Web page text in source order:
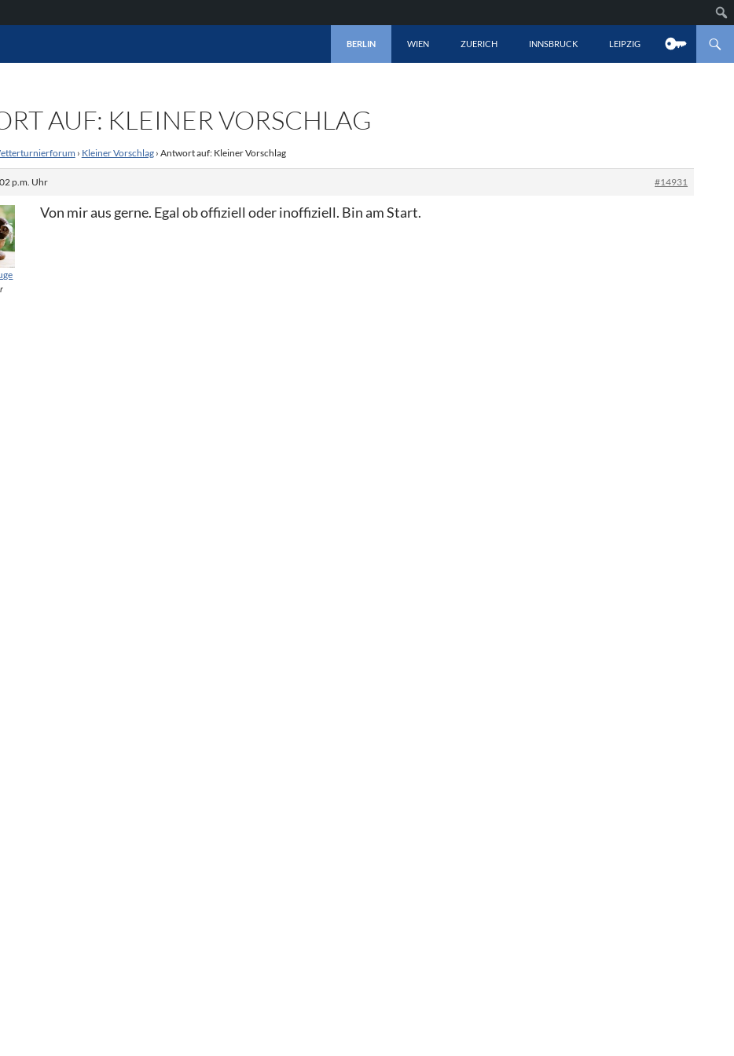
BERLIN
WIEN ZUERICH INNSBRUCK LEIPZIG
AUF: KLEINER VORSCHLAG
› Kleiner Vorschlag › Antwort auf: Kleiner Vorschlag
p.m. Uhr #14931
Von mir aus gerne. Egal ob offiziell oder inoffiziell. Bin am Start.